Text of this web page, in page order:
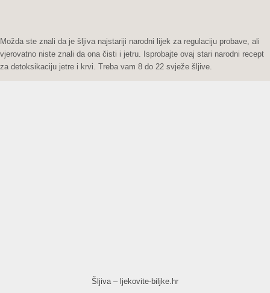
Možda ste znali da je šljiva najstariji narodni lijek za regulaciju probave, ali
vjerovatno niste znali da ona čisti i jetru. Isprobajte ovaj stari narodni recept
za detoksikaciju jetre i krvi. Treba vam 8 do 22 svježe šljive.
Šljiva – ljekovite-biljke.hr